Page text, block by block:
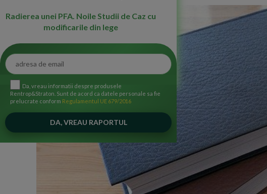
Radierea unei PFA. Noile Studii de Caz cu
modificarile din lege
Da, vreau informatii despre produsele
Rentrop&Straton. Sunt de acord ca datele personale sa fie
prelucrate conform Regulamentul UE 679/2016